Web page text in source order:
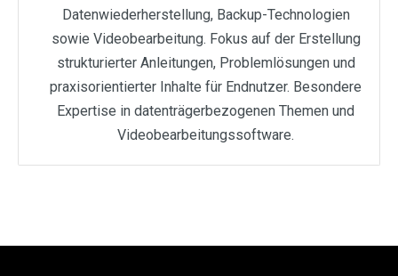
Datenwiederherstellung, Backup-Technologien
sowie Videobearbeitung. Fokus auf der Erstellung
strukturierter Anleitungen, Problemlösungen und
praxisorientierter Inhalte für Endnutzer. Besondere
Expertise in datenträgerbezogenen Themen und
Videobearbeitungssoftware.